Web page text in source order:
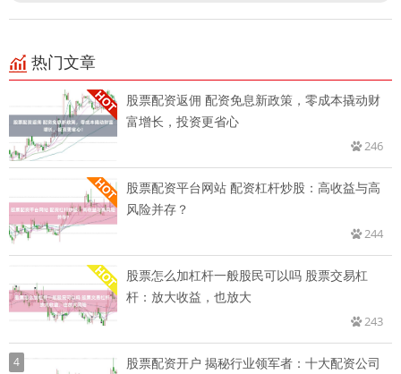
热门文章
股票配资返佣 配资免息新政策，零成本撬动财
富增长，投资更省心
246
股票配资平台网站 配资杠杆炒股：高收益与高
风险并存？
244
股票怎么加杠杆一般股民可以吗 股票交易杠
杆：放大收益，也放大
243
4 股票配资开户 揭秘行业领军者：十大配资公司